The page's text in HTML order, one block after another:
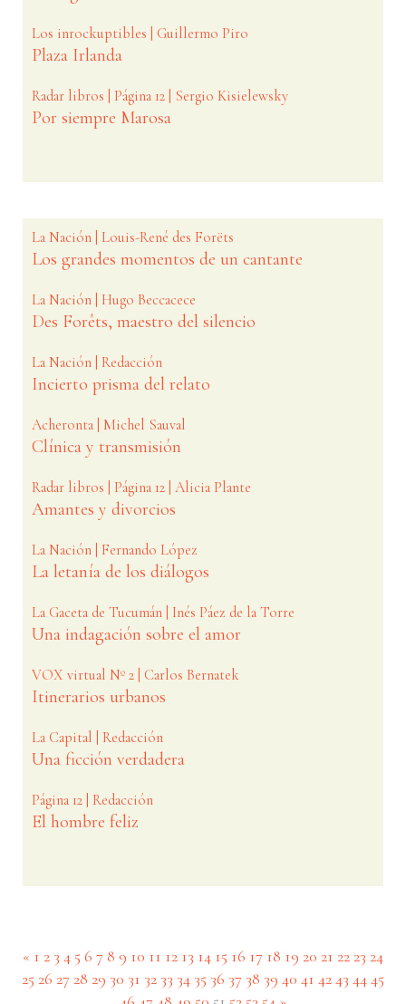
Los inrockuptibles | Guillermo Piro
Plaza Irlanda
Radar libros | Página 12 | Sergio Kisielewsky
Por siempre Marosa
La Nación | Louis-René des Forëts
Los grandes momentos de un cantante
La Nación | Hugo Beccacece
Des Forêts, maestro del silencio
La Nación | Redacción
Incierto prisma del relato
Acheronta | Michel Sauval
Clínica y transmisión
Radar libros | Página 12 | Alicia Plante
Amantes y divorcios
La Nación | Fernando López
La letanía de los diálogos
La Gaceta de Tucumán | Inés Páez de la Torre
Una indagación sobre el amor
VOX virtual Nº 2 | Carlos Bernatek
Itinerarios urbanos
La Capital | Redacción
Una ficción verdadera
Página 12 | Redacción
El hombre feliz
« 1 2 3 45 6 7 8 9 10 11 12 13 14 15 16 17 18 19 20 21 22 23 24
25 26 27 28 29 30 31 32 33 34 35 36 37 38 39 40 41 4243 4445